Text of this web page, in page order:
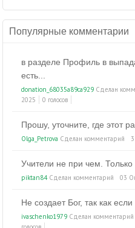
Популярные комментарии
в разделе Профиль в
есть...
donation_68035a89ca929 Сделан
2025
0 голосов
Прошу, уточните, где этот
Olga_Petrova Сделан комментарий
Учители не при чем. Только
piktan84Сделан комментарий 03
Не создает Бог, так как
ivaschenko1979 Сделан комментарий